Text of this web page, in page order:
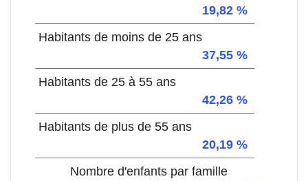
19,82 %
Habitants de moins de 25 ans
37,55 %
Habitants de 25 à 55 ans
42,26 %
Habitants de plus de 55 ans
20,19 %
Nombre d'enfants par famille